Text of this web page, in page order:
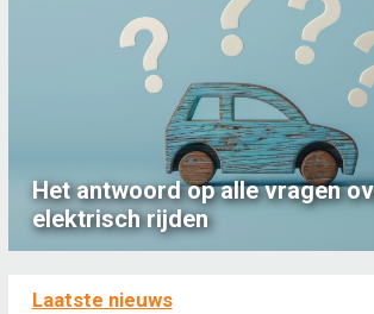
Het antwoord op alle vragen
elektrisch rijden
Laatste nieuws